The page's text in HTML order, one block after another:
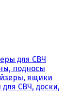
для СВЧ
подносы
ящики
СВЧ, доски,